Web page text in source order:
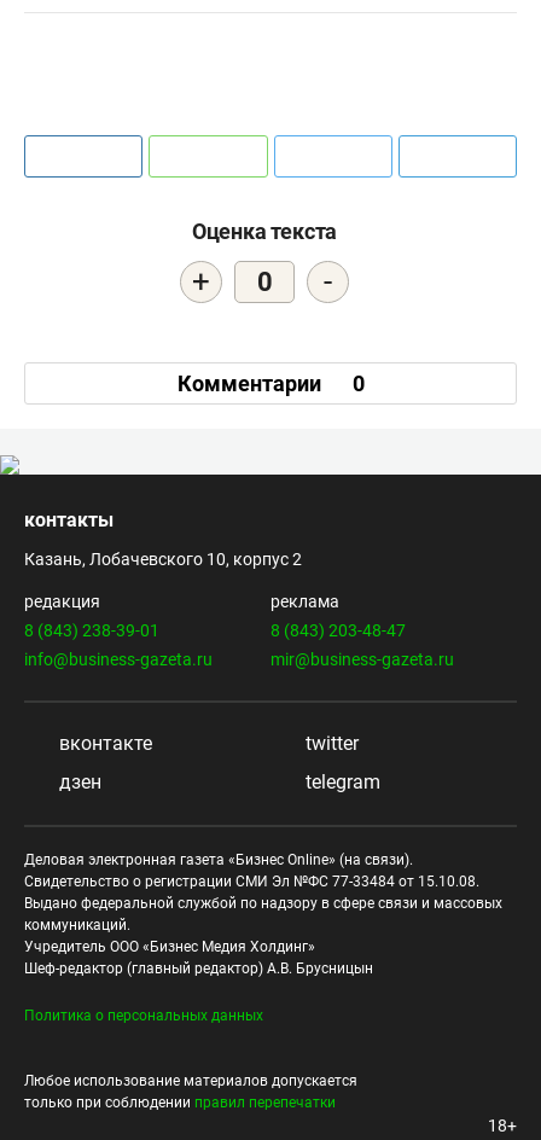
Оценка текста
+ 0 -
Комментарии 0
контакты
Казань, Лобачевского 10, корпус 2
редакция
8 (843) 238-39-01
info@business-gazeta.ru
реклама
8 (843) 203-48-47
mir@business-gazeta.ru
вконтакте
twitter
дзен
telegram
Деловая электронная газета «Бизнес Online» (на связи).
Свидетельство о регистрации СМИ Эл №ФС 77-33484 от 15.10.08.
Выдано федеральной службой по надзору в сфере связи и массовых
коммуникаций.
Учредитель ООО «Бизнес Медия Холдинг»
Шеф-редактор (главный редактор) А.В. Брусницын
Политика о персональных данных
Любое использование материалов допускается
только при соблюдении правил перепечатки
18+